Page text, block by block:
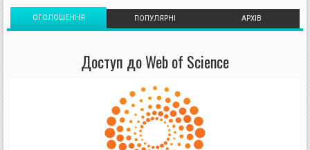
ОГОЛОШЕННЯ ПОПУЛЯРНІ АРХІВ
Доступ до Web of Science